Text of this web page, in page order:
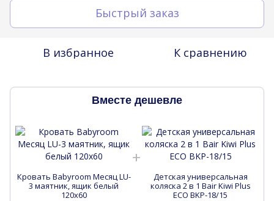
Быстрый заказ
В избранное К сравнению
Вместе дешевле
Кровать Babyroom Месяц LU-
3 маятник, ящик белый
120x60
Детская универсальная
коляска 2 в 1 Bair Kiwi Plus
ECO BKP-18/15